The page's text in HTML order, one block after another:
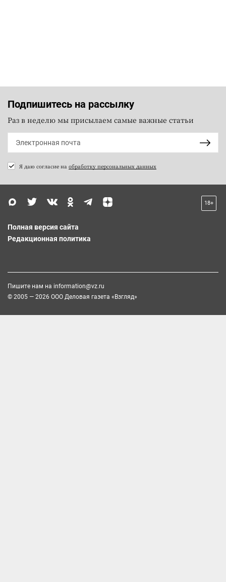
Подпишитесь на рассылку
Раз в неделю мы присылаем самые важные статьи
Я даю согласие на обработку персональных данных
18+
Полная версия сайта
Редакционная политика
Пишите нам на information@vz.ru
© 2005 — 2026 ООО Деловая газета «Взгляд»